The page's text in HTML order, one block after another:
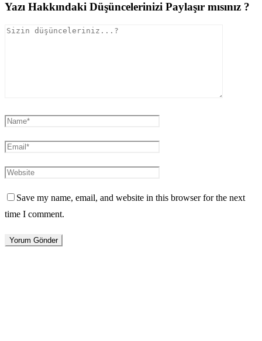
Yazı Hakkındaki Düşüncelerinizi Paylaşır mısınız ?
Save my name, email, and website in this browser for the next
time I comment.